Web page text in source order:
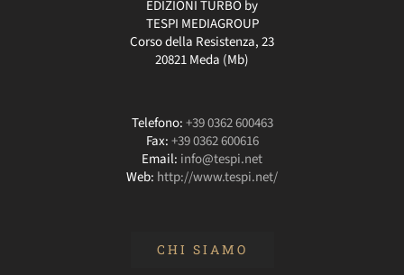
EDIZIONI TURBO by
TESPI MEDIAGROUP
Corso della Resistenza, 23
20821 Meda (Mb)
Telefono:+39 0362 600463
Fax:+39 0362 600616
Email: info@tespi.net
Web: http://www.tespi.net/
CHI SIAMO